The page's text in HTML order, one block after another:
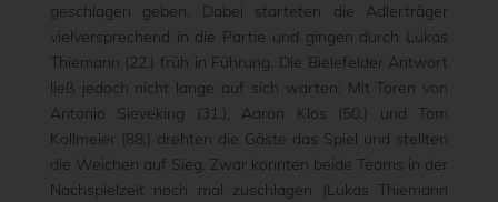
geschlagen geben. Dabei starteten die Adlerträger
vielversprechend in die Partie und gingen durch Lukas
Thiemann (22.) früh in Führung. Die Bielefelder Antwort
ließ jedoch nicht lange auf sich warten: Mit Toren von
Antonio Sieveking (31.), Aaron Klos (50.) und Tom
Kollmeier (88.) drehten die Gäste das Spiel und stellten
die Weichen auf Sieg. Zwar konnten beide Teams in der
Nachspielzeit noch mal zuschlagen (Lukas Thiemann